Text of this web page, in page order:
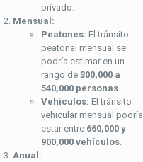
privado.
Mensual:
Peatones: El tránsito
peatonal mensual se
podría estimar en un
rango de 300,000 a
540,000 personas
Vehículos: El tránsito
vehicular mensual podría
estar entre 660,000 y
900,000 vehículos
Anual: